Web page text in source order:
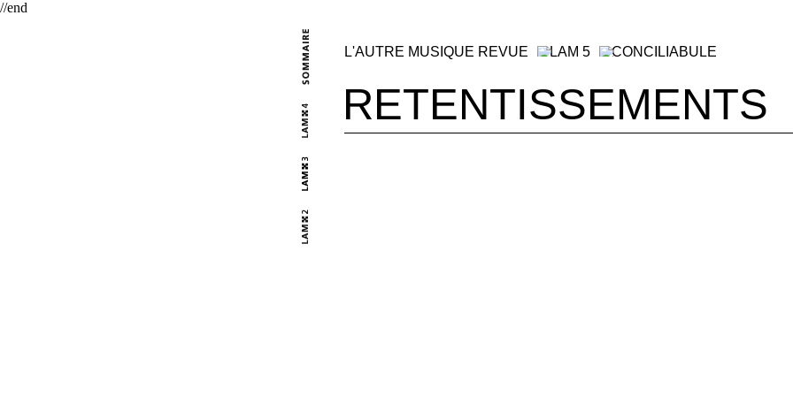
//end
L'AUTRE MUSIQUE REVUE LAM 5 CONCILIABULE
RETENTISSEMENTS